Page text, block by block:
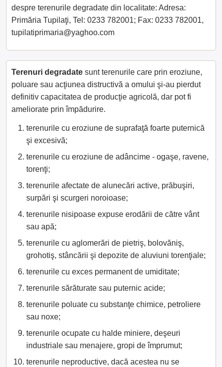
despre terenurile degradate din localitate: Adresa:
Primăria Tupilaţi, Tel: 0233 782001; Fax: 0233 782001,
tupilatiprimaria@yaghoo.com
Terenuri degradate sunt terenurile care prin eroziune,
poluare sau acţiunea distructivă a omului şi-au pierdut
definitiv capacitatea de producţie agricolă, dar pot fi
ameliorate prin împădurire.
terenurile cu eroziune de suprafaţă foarte puternică
şi excesivă;
terenurile cu eroziune de adâncime - ogaşe, ravene,
torenţi;
terenurile afectate de alunecări active, prăbuşiri,
surpări şi scurgeri noroioase;
terenurile nisipoase expuse erodării de către vânt
sau apă;
terenurile cu aglomerări de pietriş, bolovăniş,
grohotiş, stâncării şi depozite de aluviuni torenţiale;
terenurile cu exces permanent de umiditate;
terenurile sărăturate sau puternic acide;
terenurile poluate cu substanţe chimice, petroliere
sau noxe;
terenurile ocupate cu halde miniere, deşeuri
industriale sau menajere, gropi de împrumut;
terenurile neproductive, dacă acestea nu se